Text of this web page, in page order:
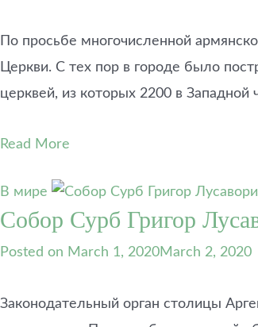
По просьбе многочисленной
Церкви. С тех пор в городе было
церквей, из которых 2200 в
Read More
В мире
Cобор Сурб Григор
Posted on March 1, 2020March 2, 2020
Законодательный орган столицы